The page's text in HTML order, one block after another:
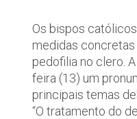
Os bispos
medidas
pedofilia no clero.
feira (13) um
principais temas
“O tratamento do